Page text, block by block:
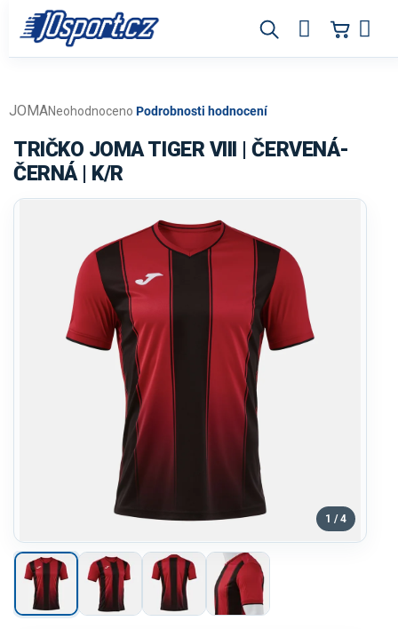
obsah
Průměrné
produktu
je
0,0
Neohodnoceno Podrobnosti hodnocení
JOMA
TRIČKO JOMA TIGER VIII | ČERVENÁ-
ČERNÁ | K/R
1 / 4